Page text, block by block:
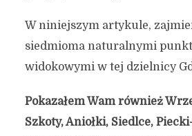
W niniejszym artykule,
siedmioma naturalnymi
widokowymi w tej dzielnicy
Pokazałem Wam również
Szkoty, Aniołki, Siedlce,